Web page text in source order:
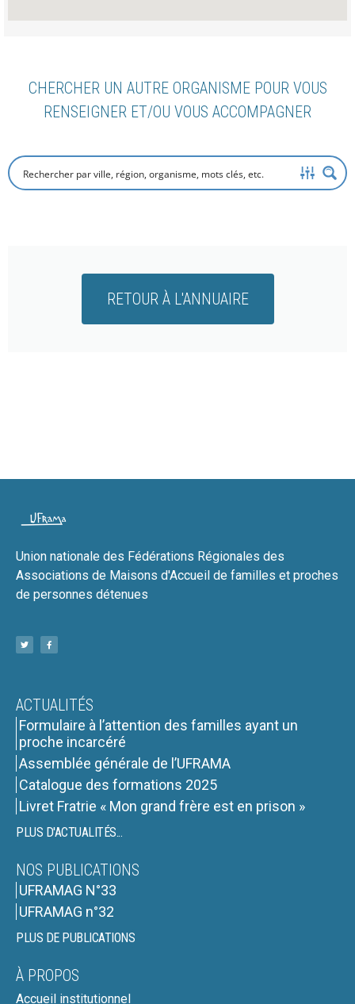
CHERCHER UN AUTRE ORGANISME POUR VOUS
RENSEIGNER ET/OU VOUS ACCOMPAGNER
RETOUR À L'ANNUAIRE
Union nationale des Fédérations Régionales des
Associations de Maisons d'Accueil de familles et proches
de personnes détenues
ACTUALITÉS
Formulaire à l’attention des familles ayant un
proche incarcéré
Assemblée générale de l’UFRAMA
Catalogue des formations 2025
Livret Fratrie « Mon grand frère est en prison »
PLUS D'ACTUALITÉS...
NOS PUBLICATIONS
UFRAMAG N°33
UFRAMAG n°32
PLUS DE PUBLICATIONS
À PROPOS
Accueil institutionnel